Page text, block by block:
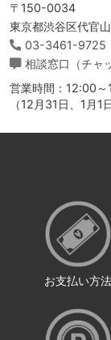
〒150-0034
東京都渋谷区代官
03-3461-9725
相談窓口（チャ
営業時間：12:00
（12月31日、1月1
お支払い方法